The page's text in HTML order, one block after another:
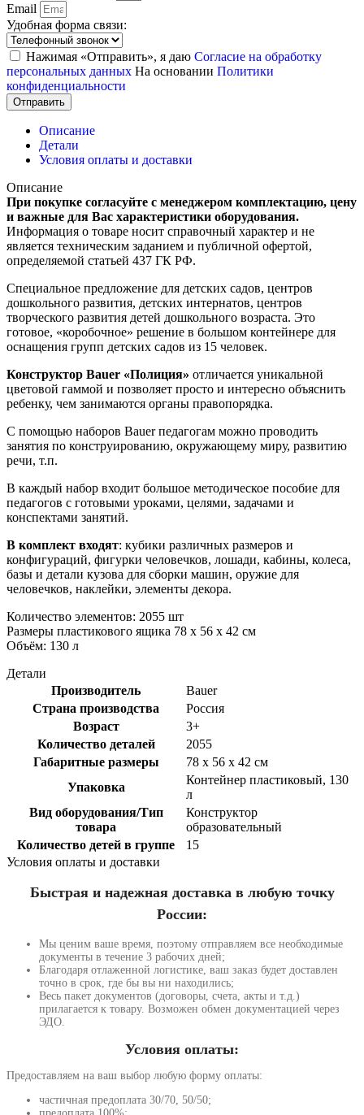
Email
Удобная форма связи:
Нажимая «Отправить», я даю Согласие на обработку
персональных данных На основании Политики
конфиденциальности
Отправить
Описание
Детали
Условия оплаты и доставки
Описание
При покупке согласуйте с менеджером комплектацию, цену
и важные для Вас характеристики оборудования.
Информация о товаре носит справочный характер и не
является техническим заданием и публичной офертой,
определяемой статьей 437 ГК РФ.
Специальное предложение для детских садов, центров
дошкольного развития, детских интернатов, центров
творческого развития детей дошкольного возраста. Это
готовое, «коробочное» решение в большом контейнере для
оснащения групп детских садов из 15 человек.
Конструктор Bauer «Полиция» отличается уникальной
цветовой гаммой и позволяет просто и интересно объяснить
ребенку, чем занимаются органы правопорядка.
С помощью наборов Bauer педагогам можно проводить
занятия по конструированию, окружающему миру, развитию
речи, т.п.
В каждый набор входит большое методическое пособие для
педагогов с готовыми уроками, целями, задачами и
конспектами занятий.
В комплект входят: кубики различных размеров и
конфигураций, фигурки человечков, лошади, кабины, колеса,
базы и детали кузова для сборки машин, оружие для
человечков, наклейки, элементы декора.
Количество элементов: 2055 шт
Размеры пластикового ящика 78 х 56 х 42 см
Объём: 130 л
Детали
Производитель
Bauer
Страна производства
Россия
Возраст
3+
Количество деталей
2055
Габаритные размеры
78 x 56 x 42 см
Упаковка
Контейнер пластиковый, 130
л
Вид оборудования/Тип
товара
Конструктор
образовательный
Количество детей в группе
15
Условия оплаты и доставки
Быстрая и надежная доставка в любую точку
России:
Мы ценим ваше время, поэтому отправляем все необходимые
документы в течение 3 рабочих дней;
Благодаря отлаженной логистике, ваш заказ будет доставлен
точно в срок, где бы вы ни находились;
Весь пакет документов (договоры, счета, акты и т.д.)
прилагается к товару. Возможен обмен документацией через
ЭДО.
Условия оплаты:
Предоставляем на ваш выбор любую форму оплаты:
частичная предоплата 30/70, 50/50;